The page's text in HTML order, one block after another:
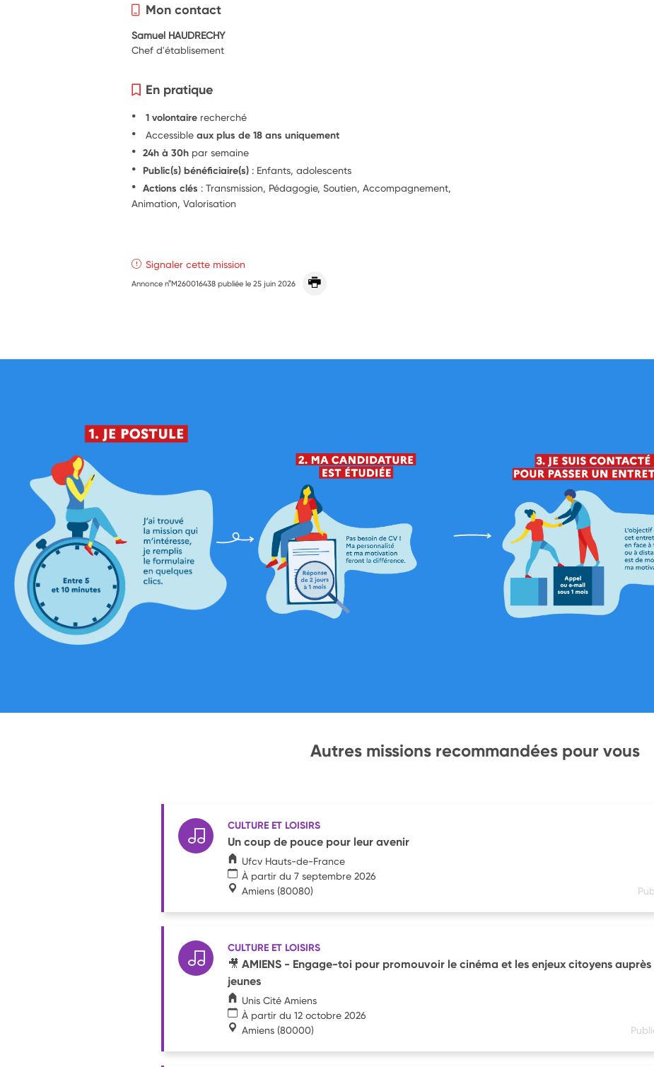
Mon contact
Samuel HAUDRECHY
Chef d'établisement
En pratique
1 volontaire recherché
Accessibleaux plus de 18 ans uniquement
24h à 30h par semaine
Public(s) bénéficiaire(s) : Enfants, adolescents
Actions clés : Transmission, Pédagogie, Soutien, Accompagnement,
Animation, Valorisation
Signaler cette mission
Annonce n°M260016438 publiée le25 juin 2026
Autres missions recommandées pour vous
CULTURE ET LOISIRS
Un coup de pouce pour leur avenir
Ufcv Hauts-de-France
À partir du 7 septembre 2026
Amiens (80080)
CULTURE ET LOISIRS
🎥 AMIENS - Engage-toi pour promouvoir le cinéma et les enjeux citoyens auprès
jeunes
Unis Cité Amiens
À partir du 12 octobre 2026
Amiens (80000)